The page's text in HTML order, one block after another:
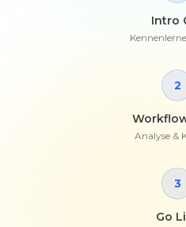
Intro
2
Analyse &
3
Go